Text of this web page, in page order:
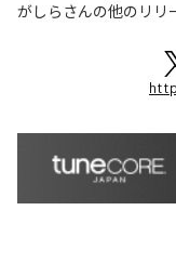
がしらさんの他のリリ